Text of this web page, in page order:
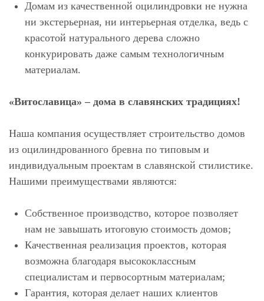
Домам из качественной оцилиндровки не нужна
ни экстерьерная, ни интерьерная отделка, ведь с
красотой натурального дерева сложно
конкурировать даже самым технологичным
материалам.
«Витославица» – дома в славянских традициях!
Наша компания осуществляет строительство домов
из оцилиндрованного бревна по типовым и
индивидуальным проектам в славянской стилистике.
Нашими преимуществами являются:
Собственное производство, которое позволяет
нам не завышать итоговую стоимость домов;
Качественная реализация проектов, которая
возможна благодаря высококлассным
специалистам и первосортным материалам;
Гарантия, которая делает наших клиентов